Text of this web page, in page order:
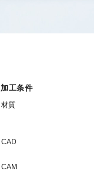
加工条件
材質
CAD
CAM